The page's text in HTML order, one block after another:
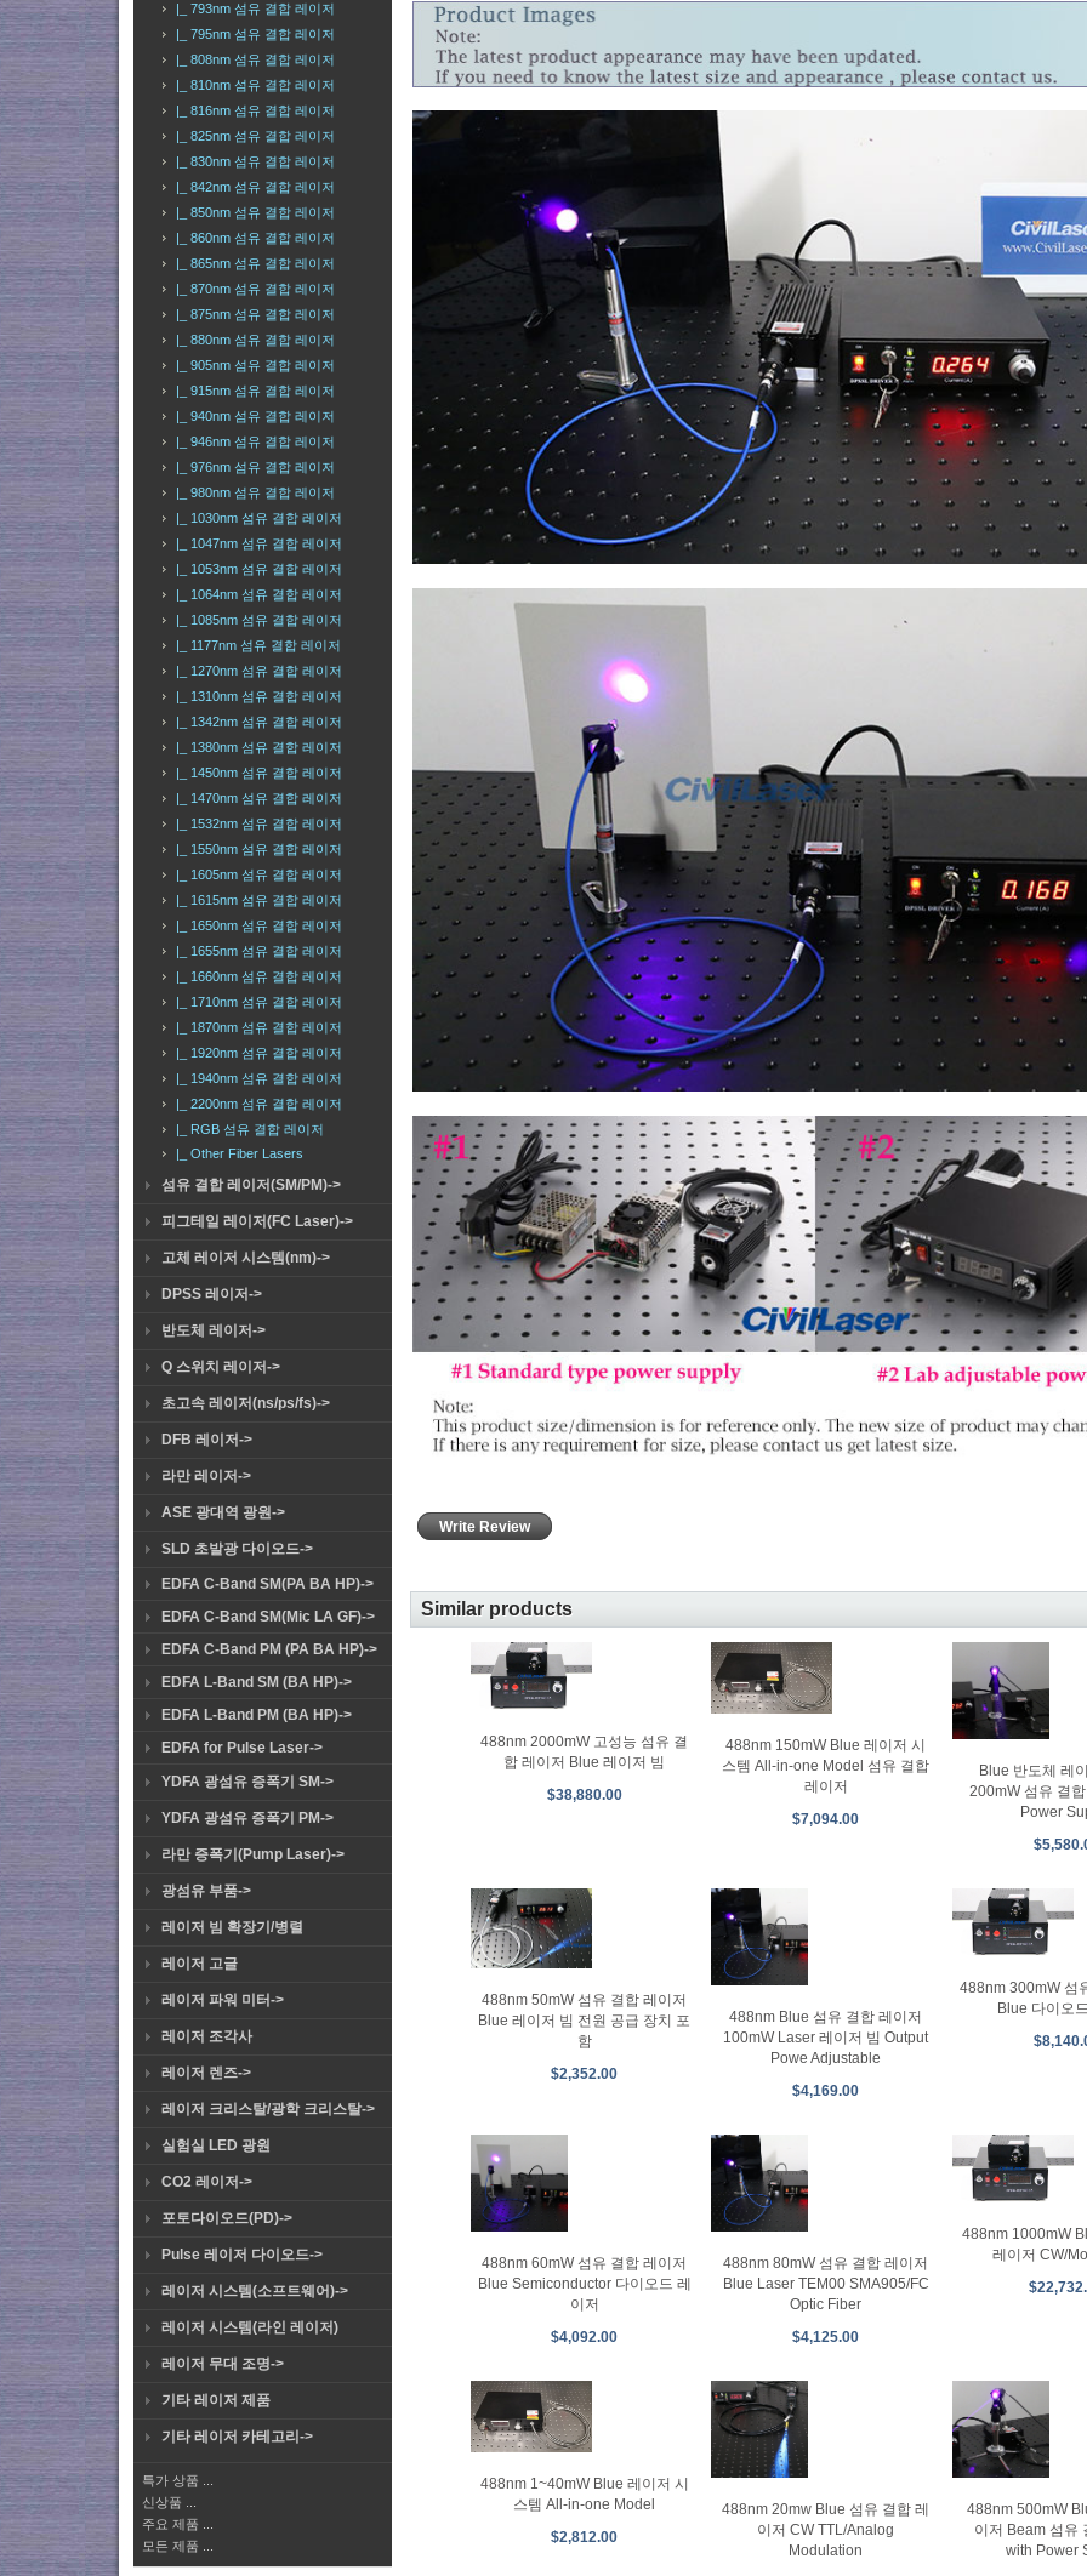
|_ 793nm 섬유 결합 레이저
|_ 795nm 섬유 결합 레이저
|_ 808nm 섬유 결합 레이저
|_ 810nm 섬유 결합 레이저
|_ 816nm 섬유 결합 레이저
|_ 825nm 섬유 결합 레이저
|_ 830nm 섬유 결합 레이저
|_ 842nm 섬유 결합 레이저
|_ 850nm 섬유 결합 레이저
|_ 860nm 섬유 결합 레이저
|_ 865nm 섬유 결합 레이저
|_ 870nm 섬유 결합 레이저
|_ 875nm 섬유 결합 레이저
|_ 880nm 섬유 결합 레이저
|_ 905nm 섬유 결합 레이저
|_ 915nm 섬유 결합 레이저
|_ 940nm 섬유 결합 레이저
|_ 946nm 섬유 결합 레이저
|_ 976nm 섬유 결합 레이저
|_ 980nm 섬유 결합 레이저
|_ 1030nm 섬유 결합 레이저
|_ 1047nm 섬유 결합 레이저
|_ 1053nm 섬유 결합 레이저
|_ 1064nm 섬유 결합 레이저
|_ 1085nm 섬유 결합 레이저
|_ 1177nm 섬유 결합 레이저
|_ 1270nm 섬유 결합 레이저
|_ 1310nm 섬유 결합 레이저
|_ 1342nm 섬유 결합 레이저
|_ 1380nm 섬유 결합 레이저
|_ 1450nm 섬유 결합 레이저
|_ 1470nm 섬유 결합 레이저
|_ 1532nm 섬유 결합 레이저
|_ 1550nm 섬유 결합 레이저
|_ 1605nm 섬유 결합 레이저
|_ 1615nm 섬유 결합 레이저
|_ 1650nm 섬유 결합 레이저
|_ 1655nm 섬유 결합 레이저
|_ 1660nm 섬유 결합 레이저
|_ 1710nm 섬유 결합 레이저
|_ 1870nm 섬유 결합 레이저
|_ 1920nm 섬유 결합 레이저
|_ 1940nm 섬유 결합 레이저
|_ 2200nm 섬유 결합 레이저
|_ RGB 섬유 결합 레이저
|_ Other Fiber Lasers
섬유 결합 레이저(SM/PM)->
피그테일 레이저(FC Laser)->
고체 레이저 시스템(nm)->
DPSS 레이저->
반도체 레이저->
Q 스위치 레이저->
초고속 레이저(ns/ps/fs)->
DFB 레이저->
라만 레이저->
ASE 광대역 광원->
SLD 초발광 다이오드->
EDFA C-Band SM(PA BA HP)->
EDFA C-Band SM(Mic LA GF)->
EDFA C-Band PM (PA BA HP)->
EDFA L-Band SM (BA HP)->
EDFA L-Band PM (BA HP)->
EDFA for Pulse Laser->
YDFA 광섬유 증폭기 SM->
YDFA 광섬유 증폭기 PM->
라만 증폭기(Pump Laser)->
광섬유 부품->
레이저 빔 확장기/병렬
레이저 고글
레이저 파워 미터->
레이저 조각사
레이저 렌즈->
레이저 크리스탈/광학 크리스탈->
실험실 LED 광원
CO2 레이저->
포토다이오드(PD)->
Pulse 레이저 다이오드->
레이저 시스템(소프트웨어)->
레이저 시스템(라인 레이저)
레이저 무대 조명->
기타 레이저 제품
기타 레이저 카테고리->
특가 상품 ...
신상품 ...
주요 제품 ...
모든 제품 ...
Write Review
Similar products
488nm 2000mW 고성능 섬유 결
합 레이저 Blue 레이저 빔
$38,880.00
488nm 150mW Blue 레이저 시
스템 All-in-one Model 섬유 결합
레이저
$7,094.00
Blue 반도체 레
200mW 섬유 결
Power
488nm 50mW 섬유 결합 레이저
Blue 레이저 빔 전원 공급 장치 포
함
$2,352.00
488nm Blue 섬유 결합 레이저
100mW Laser 레이저 빔 Output
Powe Adjustable
$4,169.00
488nm 300mW 섬
Blue 다이오
488nm 60mW 섬유 결합 레이저
Blue Semiconductor 다이오드 레
이저
$4,092.00
488nm 80mW 섬유 결합 레이저
Blue Laser TEM00 SMA905/FC
Optic Fiber
$4,125.00
488nm 1000mW
레이저 CW/
488nm 1~40mW Blue 레이저 시
스템 All-in-one Model
$2,812.00
488nm 20mw Blue 섬유 결합 레
이저 CW TTL/Analog
Modulation
488nm 500mW
이저 Beam 섬유
with Power